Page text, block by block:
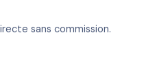
sans commission.